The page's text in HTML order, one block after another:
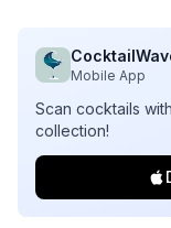
Mobile App
Scan cocktails
collection!